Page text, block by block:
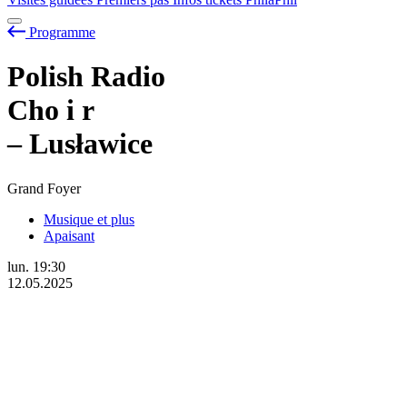
Programme
Polish Radio
Cho i r
– Lusławice
Grand Foyer
Musique et plus
Apaisant
lun. 19:30
12.05.2025